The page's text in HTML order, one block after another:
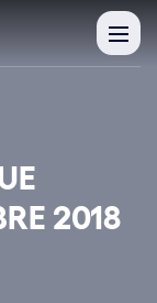
2018